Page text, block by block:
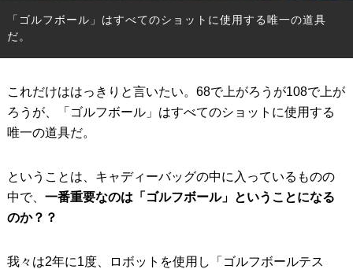
「ゴルフボール」はすべてのショットに使用する唯一の道具
だ。
これだけははっきりと言いたい。68で上がろうが108で上が
ろうが、「ゴルフボール」はすべてのショットに使用する
唯一の道具だ。
ということは、キャディーバッグの中に入っているものの
中で、 一番重要なのは「ゴルフボール」ということになる
のか？？
我々は2年に1度、ロボットを使用し「ゴルフボールテス
FAIRWAY WOODS フェアウェイウッド
HYBRIDS ハイブリッド
IRONS アイアン
WEDGES ウェッジ
OTHER その他
Editor’s Picks
Our Team 私たちのチーム